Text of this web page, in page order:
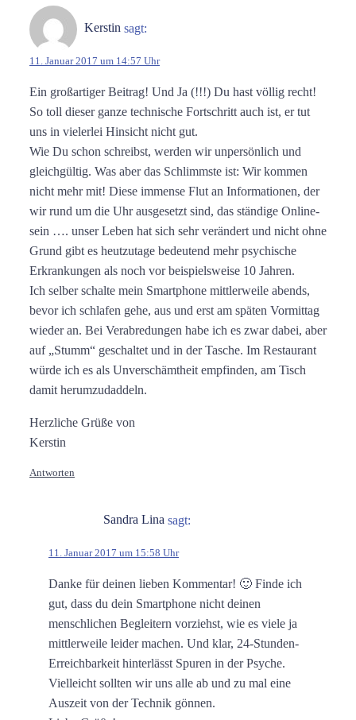
Kerstin sagt:
11. Januar 2017 um 14:57 Uhr
Ein großartiger Beitrag! Und Ja (!!!) Du hast völlig recht!
So toll dieser ganze technische Fortschritt auch ist, er tut
uns in vielerlei Hinsicht nicht gut.
Wie Du schon schreibst, werden wir unpersönlich und
gleichgültig. Was aber das Schlimmste ist: Wir kommen
nicht mehr mit! Diese immense Flut an Informationen, der
wir rund um die Uhr ausgesetzt sind, das ständige Online-
sein …. unser Leben hat sich sehr verändert und nicht ohne
Grund gibt es heutzutage bedeutend mehr psychische
Erkrankungen als noch vor beispielsweise 10 Jahren.
Ich selber schalte mein Smartphone mittlerweile abends,
bevor ich schlafen gehe, aus und erst am späten Vormittag
wieder an. Bei Verabredungen habe ich es zwar dabei, aber
auf „Stumm“ geschaltet und in der Tasche. Im Restaurant
würde ich es als Unverschämtheit empfinden, am Tisch
damit herumzudaddeln.
Herzliche Grüße von
Kerstin
Antworten
Sandra Lina sagt:
11. Januar 2017 um 15:58 Uhr
Danke für deinen lieben Kommentar! 🙂 Finde ich
gut, dass du dein Smartphone nicht deinen
menschlichen Begleitern vorziehst, wie es viele ja
mittlerweile leider machen. Und klar, 24-Stunden-
Erreichbarkeit hinterlässt Spuren in der Psyche.
Vielleicht sollten wir uns alle ab und zu mal eine
Auszeit von der Technik gönnen.